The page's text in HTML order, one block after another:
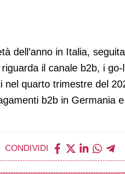
dell’anno in Italia, seguita
il canale b2b, i go-
nel quarto trimestre del
b2b in Germania e
CONDIVIDI